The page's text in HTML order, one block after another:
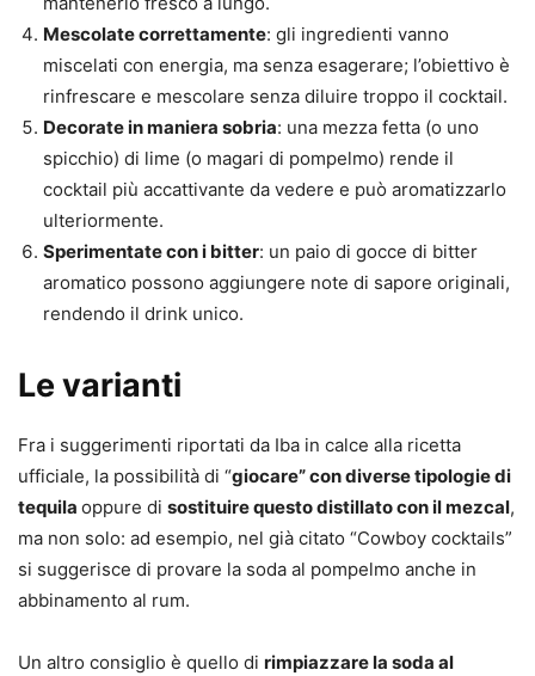
Mescolate correttamente: gli ingredienti vanno
miscelati con energia, ma senza esagerare; l’obiettivo è
rinfrescare e mescolare senza diluire troppo il cocktail.
Decorate in maniera sobria: una mezza fetta (o uno
spicchio) di lime (o magari di pompelmo) rende il
cocktail più accattivante da vedere e può aromatizzarlo
ulteriormente.
Sperimentate con i bitter: un paio di gocce di bitter
aromatico possono aggiungere note di sapore originali,
rendendo il drink unico.
Le varianti
Fra i suggerimenti riportati da Iba in calce alla ricetta
ufficiale, la possibilità di “giocare” con diverse tipologie di
tequila oppure di sostituire questo distillato con il mezcal,
ma non solo: ad esempio, nel già citato “Cowboy cocktails”
si suggerisce di provare la soda al pompelmo anche in
abbinamento al rum.
Un altro consiglio è quello di rimpiazzare la soda al